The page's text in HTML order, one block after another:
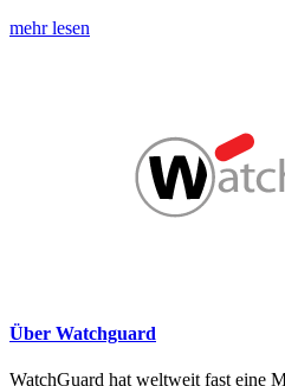
mehr lesen
Über Watchguard
WatchGuard hat weltweit fast eine